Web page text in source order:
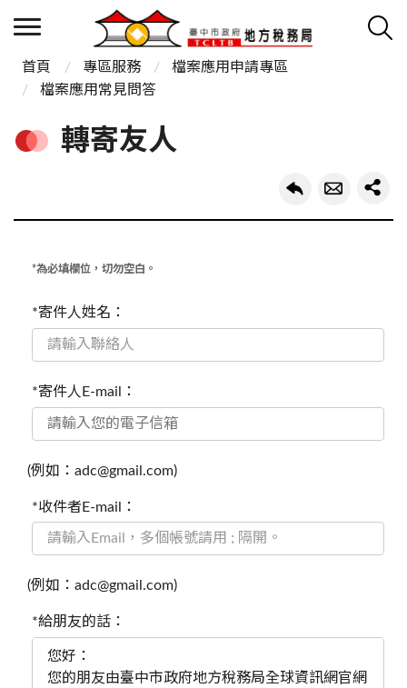
首頁 專區服務
檔案應用申請專區
檔案應用常見問答
轉寄友人
*為必填欄位，切勿空白。
*寄件人姓名：
*寄件人E-mail：
(例如：adc@gmail.com)
*收件者E-mail：
(例如：adc@gmail.com)
*給朋友的話：